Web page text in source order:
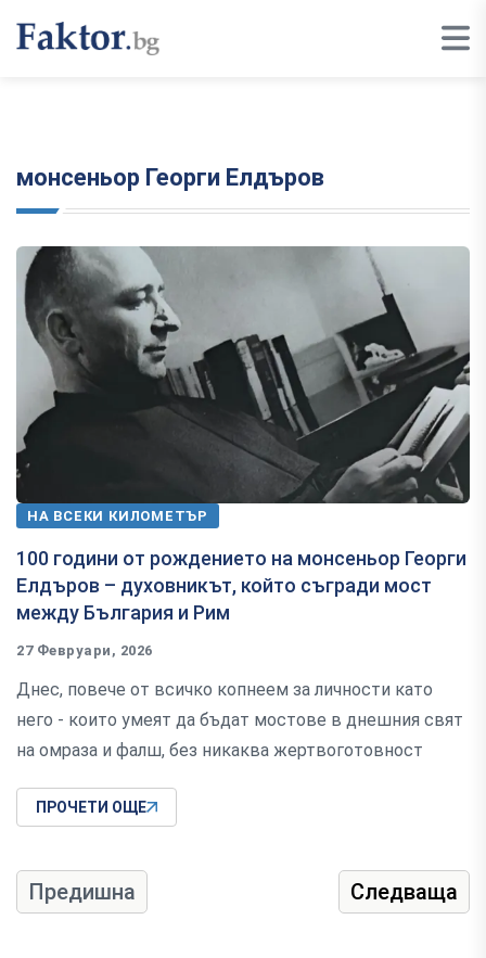
монсеньор Георги Елдъров
НА ВСЕКИ КИЛОМЕТЪР
100 години от рождението на монсеньор Георги
Елдъров – духовникът, който съгради мост
между България и Рим
27 Февруари, 2026
Днес, повече от всичко копнеем за личности като
него - които умеят да бъдат мостове в днешния свят
на омраза и фалш, без никаква жертвоготовност
ПРОЧЕТИ ОЩЕ
Предишна Следваща